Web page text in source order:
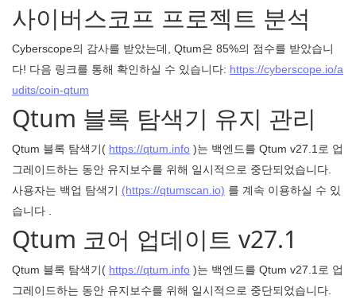
사이버스코프 프로젝트 분석
Cyberscope의 감사를 받았는데, Qtum은 85%의 점수를 받았습니
다! 다음 링크를 통해 확인하실 수 있습니다: https://cyberscope.io/a
udits/coin-qtum
Qtum 블록 탐색기 유지 관리
Qtum 블록 탐색기( https://qtum.info )는 백엔드를 Qtum v27.1로 업
그레이드하는 동안 유지보수를 위해 일시적으로 중단되었습니다.
사용자는 백업 탐색기 (https://qtumscan.io) 를 계속 이용하실 수 있
습니다 .
Qtum 코어 업데이트 v27.1
Qtum 블록 탐색기( https://qtum.info )는 백엔드를 Qtum v27.1로 업
그레이드하는 동안 유지보수를 위해 일시적으로 중단되었습니다.